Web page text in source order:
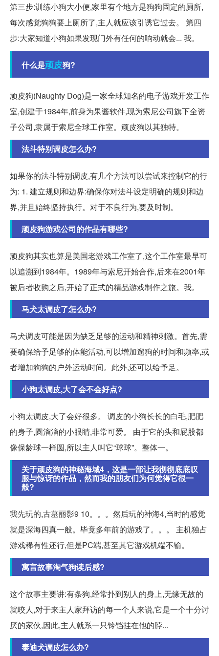
第三步:训练小狗大小便,家里有个地方是狗狗固定的厕所,
每次感觉狗狗要上厕所了,主人就应该引诱它过去。 第四
步:大家知道小狗如果发现门外有任何的响动就会... 我。
什么是顽皮狗?
顽皮狗(Naughty Dog)是一家全球知名的电子游戏开发工作
室,创建于1984年,前身为果酱软件,现为索尼公司旗下全资
子公司,隶属于索尼全球工作室。顽皮狗以其独特。
法斗特别调皮怎么办?
如果你的法斗特别调皮,有几个方法可以尝试来控制它的行
为: 1. 建立规则和边界:确保你对法斗设定明确的规则和边
界,并且始终坚持执行。对于不良行为,要及时制。
顽皮狗游戏公司的作品有哪些?
顽皮狗其实也算是美国老游戏工作室了,这个工作室最早可
以追溯到1984年。1989年与索尼开始合作,后来在2001年
被后者收购之后,开始了正式的精品游戏制作之旅。我。
马犬太调皮了怎么办?
马犬调皮可能是因为缺乏足够的运动和精神刺激。首先,需
要确保给予足够的体能活动,可以增加遛狗的时间和频率,或
者增加狗狗的户外运动时间。此外,还可以给予足。
小狗太调皮,大了会不会好点?
小狗太调皮,大了会好很多。 调皮的小狗长长的白毛,肥肥
的身子,圆溜溜的小眼睛,非常可爱。 由于它的头和屁股都
像保龄球一样圆,所以主人叫它“球球”。整体一。
关于顽皮狗的神秘海域4，这是一部让我彻彻底底叹
服与惊讶的作品，然而我的朋友们为何觉得它很一
般?
我先玩的,古墓丽影9 10。。。然后玩的神海4,当时的感觉
就是深海四真一般。毕竟多年前的游戏了。。。 主机独占
游戏稀有性还行,但是PC端,甚至其它游戏机端不输。
寓言故事淘气狗读后感?
这个故事主要讲:有条狗,经常扑到别人的身上,无缘无故的
就咬人,对于来主人家拜访的每一个人来说,它是一个十分讨
厌的家伙,因此,主人就系一只铃铛挂在他的脖...
泰迪犬调皮怎么办?